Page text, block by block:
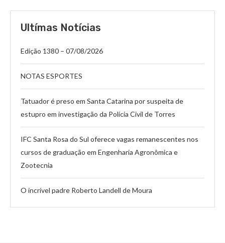
Ultímas Notícias
Edição 1380 – 07/08/2026
NOTAS ESPORTES
Tatuador é preso em Santa Catarina por suspeita de
estupro em investigação da Polícia Civil de Torres
IFC Santa Rosa do Sul oferece vagas remanescentes nos
cursos de graduação em Engenharia Agronômica e
Zootecnia
O incrível padre Roberto Landell de Moura